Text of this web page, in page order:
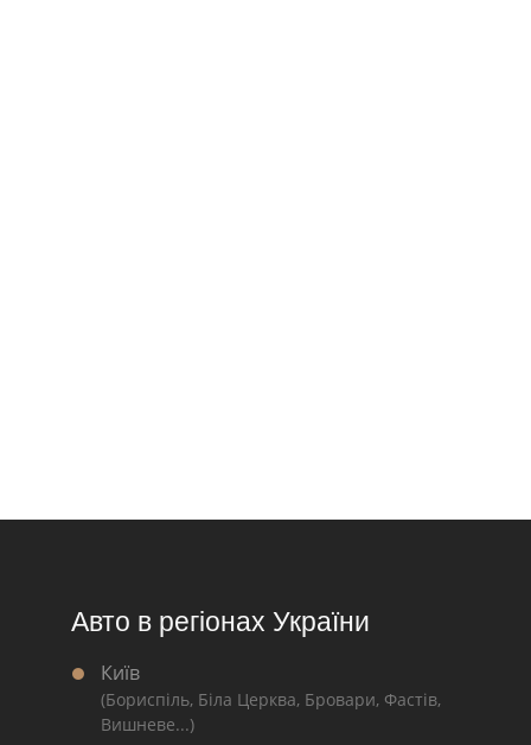
Авто в регіонах України
Київ
(Бориспіль, Біла Церква, Бровари, Фастів,
Вишневе...)